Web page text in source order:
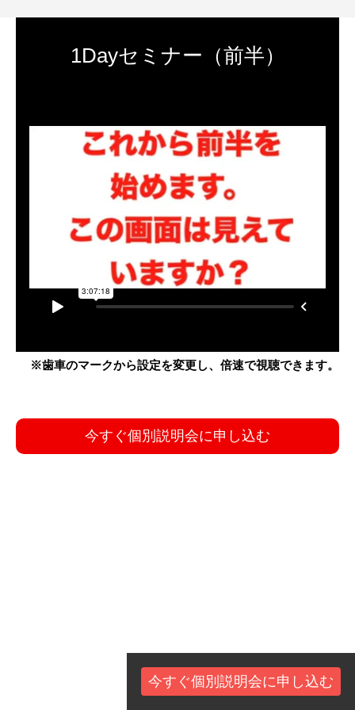
1Dayセミナー（前半）
※歯車のマークから設定を変更し、倍速で視聴できます。
今すぐ個別説明会に申し込む
今すぐ個別説明会に申し込む